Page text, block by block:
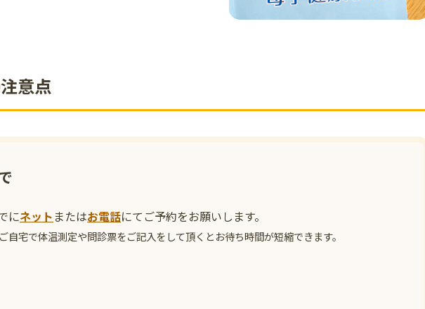
意点
にネット またはお電話にてご予約をお願いします。
自宅で体温測定や問診票をご記入をして頂くとお待ち時間が短縮できます。